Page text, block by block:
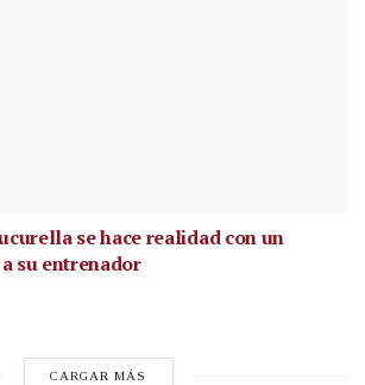
se hace realidad con un
su entrenador
CARGAR MÁS